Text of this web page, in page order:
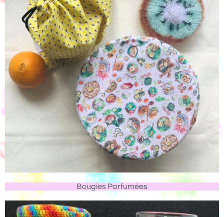
Bougies Parfumées